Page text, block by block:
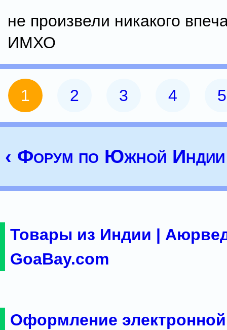
не произвели никакого
ИМХО
1 2 3 4 5
‹ Форум по Южной
Товары из Индии |
GoaBay.com
Оформление электронной